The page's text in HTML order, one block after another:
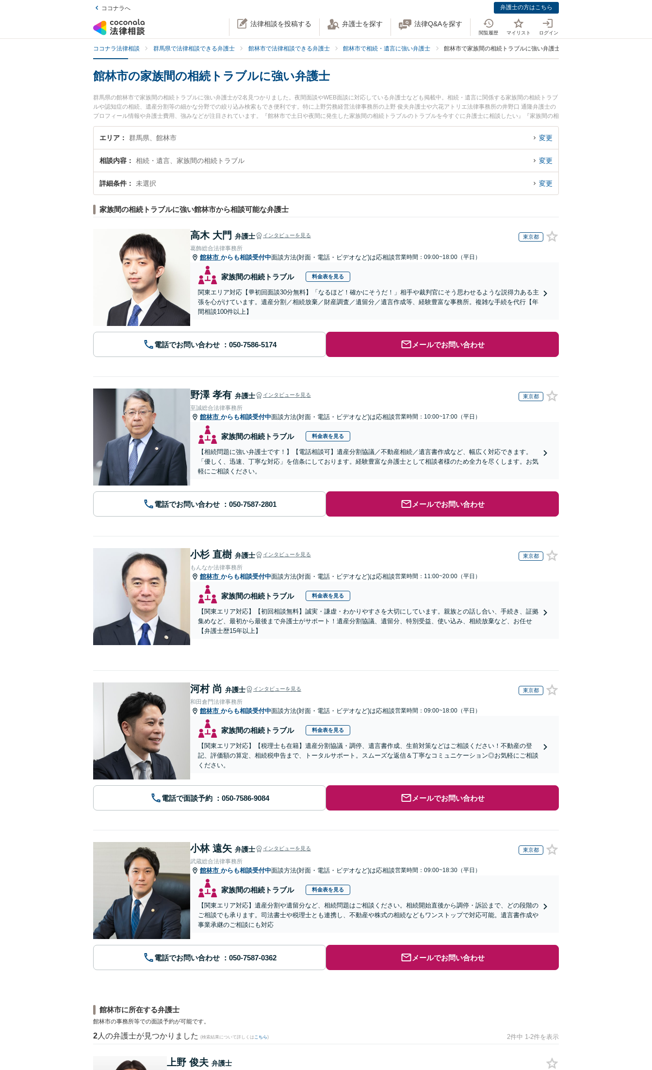
ココナラへ 弁護士の方はこちら
法律相談を投稿する 弁護士を探す 法律Q&Aを探す
閲覧履歴 マイリスト ログイン
ココナラ法律相談 群馬県で法律相談できる弁護士 館林市で法律相談できる弁護士 館林市で相続・遺言に強い弁護士 館林市で家族間の相続トラブルに強い弁護士
館林市の家族間の相続トラブルに強い弁護士
群馬県の館林市で家族間の相続トラブルに強い弁護士が2名見つかりました。夜間面談やWEB面談に対応している弁護士なども掲載中。相続・遺言に関係する家族間の相続トラブ
ルや認知症の相続、遺産分割等の細かな分野での絞り込み検索もでき便利です。特に上野労務経営法律事務所の上野 俊夫弁護士や六花アトリエ法律事務所の井野口 通隆弁護士の
プロフィール情報や弁護士費用、強みなどが注目されています。『館林市で土日や夜間に発生した家族間の相続トラブルのトラブルを今すぐに弁護士に相談したい』『家族間の相
続トラブルのトラブル解決の実績豊富な近くの弁護士を検索したい』『初回相談無料で家族間の相続トラブルを法律相談できる館林市内の弁護士に相談予約したい』などでお困り
の相談者さんにおすすめです。
エリア 群馬県、館林市 変更
相談内容 相続・遺言、家族間の相続トラブル 変更
詳細条件 未選択 変更
家族間の相続トラブルに強い館林市から相談可能な弁護士
高木 大門 弁護士 インタビューを見る 東京都
葛飾総合法律事務所
館林市 からも相談受付中面談方法(対面・電話・ビデオなど)は応相談営業時間：09:00~18:00（平日）
家族間の相続トラブル 料金表を見る
関東エリア対応【💬初回面談30分無料】「なるほど！確かにそうだ！」相手や裁判官にそう思わせるような説得力ある主
張を心がけています。遺産分割／相続放棄／財産調査／遺留分／遺言作成等、経験豊富な事務所。複雑な手続を代行【年
間相談100件以上】
電話でお問い合わせ メールでお問い合わせ
野澤 孝有 弁護士 インタビューを見る 東京都
至誠総合法律事務所
館林市 からも相談受付中面談方法(対面・電話・ビデオなど)は応相談営業時間：10:00~17:00（平日）
家族間の相続トラブル 料金表を見る
【相続問題に強い弁護士です！】【電話相談可】遺産分割協議／不動産相続／遺言書作成など、幅広く対応できます。
「優しく、迅速、丁寧な対応」を信条にしております。経験豊富な弁護士として相談者様のため全力を尽くします。お気
軽にご相談ください。
電話でお問い合わせ メールでお問い合わせ
小杉 直樹 弁護士 インタビューを見る 東京都
もんなか法律事務所
館林市 からも相談受付中面談方法(対面・電話・ビデオなど)は応相談営業時間：11:00~20:00（平日）
家族間の相続トラブル 料金表を見る
【関東エリア対応】【初回相談無料】誠実・謙虚・わかりやすさを大切にしています。親族との話し合い、手続き、証拠
集めなど、最初から最後まで弁護士がサポート！遺産分割協議、遺留分、特別受益、使い込み、相続放棄など、お任せ
【弁護士歴15年以上】
河村 尚 弁護士 インタビューを見る 東京都
和田倉門法律事務所
館林市 からも相談受付中面談方法(対面・電話・ビデオなど)は応相談営業時間：09:00~18:00（平日）
家族間の相続トラブル 料金表を見る
【関東エリア対応】【税理士も在籍】遺産分割協議・調停、遺言書作成、生前対策などはご相談ください！不動産の登
記、評価額の算定、相続税申告まで、トータルサポート。スムーズな返信＆丁寧なコミュニケーション◎お気軽にご相談
ください。
電話で面談予約 メールでお問い合わせ
小林 遠矢 弁護士 インタビューを見る 東京都
武蔵総合法律事務所
館林市 からも相談受付中面談方法(対面・電話・ビデオなど)は応相談営業時間：09:00~18:30（平日）
家族間の相続トラブル 料金表を見る
【関東エリア対応】遺産分割や遺留分など、相続問題はご相談ください。相続開始直後から調停・訴訟まで、どの段階の
ご相談でも承ります。司法書士や税理士とも連携し、不動産や株式の相続などもワンストップで対応可能。遺言書作成や
事業承継のご相談にも対応
電話でお問い合わせ メールでお問い合わせ
館林市に所在する弁護士
館林市の事務所等での面談予約が可能です。
2 人の弁護士が見つかりました (検索結果について詳しくは こちら) 2件中 1-2件を表示
上野 俊夫 弁護士